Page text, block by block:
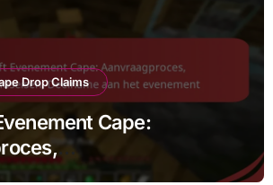
Drop Claims
Cape:
Deelname aan